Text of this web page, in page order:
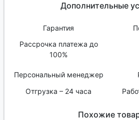
Дополнительные
Гарантия
Рассрочка платежа до
100%
Персональный менеджер
Отгрузка – 24 часа
Похожие